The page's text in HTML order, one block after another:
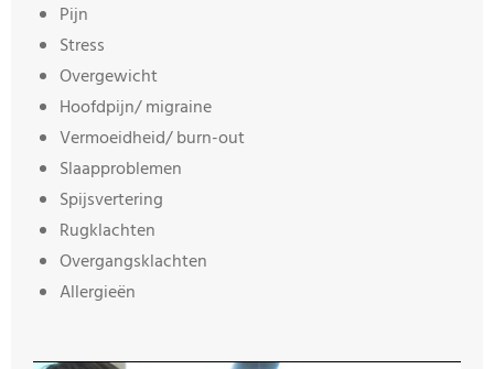
Pijn
Stress
Overgewicht
Hoofdpijn/ migraine
Vermoeidheid/ burn-out
Slaapproblemen
Spijsvertering
Rugklachten
Overgangsklachten
Allergieën